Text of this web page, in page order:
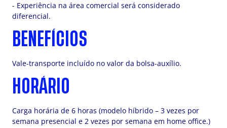
- Experiência na área comercial será considerado
diferencial.
BENEFÍCIOS
Vale-transporte incluído no valor da bolsa-auxílio.
HORÁRIO
Carga horária de 6 horas (modelo híbrido – 3 vezes por
semana presencial e 2 vezes por semana em home office.)